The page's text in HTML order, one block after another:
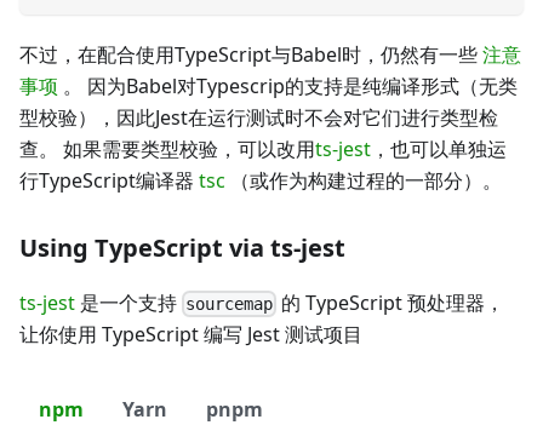
不过，在配合使用TypeScript与Babel时，仍然有一些注意
事项 。 因为Babel对Typescrip的支持是纯编译形式（无类
型校验），因此Jest在运行测试时不会对它们进行类型检
查。 如果需要类型校验，可以改用ts-jest ，也可以单独运
行TypeScript编译器 tsc （或作为构建过程的一部分）。
Using TypeScript via ts-jest
ts-jest 是一个支持 sourcemap 的 TypeScript 预处理器，
让你使用 TypeScript 编写 Jest 测试项目
npm Yarn pnpm